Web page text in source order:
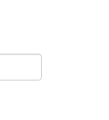
CABLE EQUIPEMENTS